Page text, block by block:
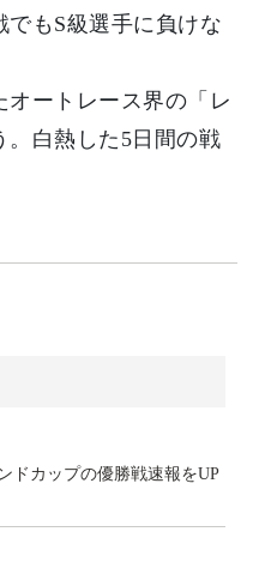
もS級選手に負けな
ートレース界の「レ
。白熱した5日間の戦
ドカップの優勝戦速報をUP